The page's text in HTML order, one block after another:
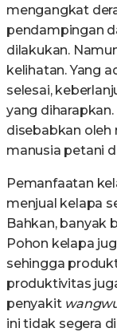
mengangkat
pendampingan
dilakukan.
kelihatan. Yang
selesai,
yang
disebabkan oleh
manusia petani
Pemanfaatan
menjual kelapa
Bahkan, banyak
Pohon kelapa
sehingga
produktivitas
penyakit
ini tidak segera